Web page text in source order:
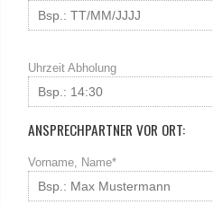
Uhrzeit Abholung
ANSPRECHPARTNER VOR ORT:
Vorname, Name*